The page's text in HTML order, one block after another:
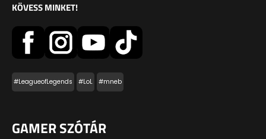
KÖVESS MINKET!
#LeagueofLegends #LoL #mneb
GAMER SZÓTÁR